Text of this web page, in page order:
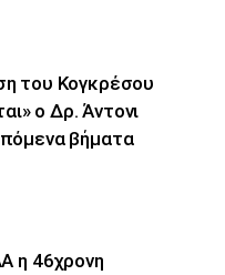
του Κογκρέσου
ο Δρ. Άντονι
βήματα
η 46χρονη